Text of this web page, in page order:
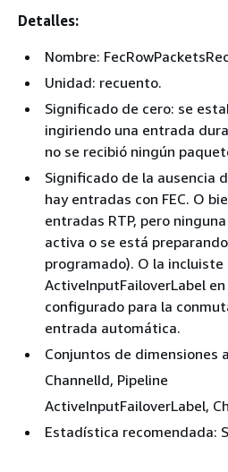
Detalles:
Nombre:
Unidad: recuento.
Significado de cero: se
ingiriendo una entrada
no se recibió ningún
Significado de la ausencia
hay entradas con FEC. O
entradas RTP, pero
activa o se está
programado). O la incluiste
ActiveInputFailoverLabel
configurado para la
entrada automática.
Conjuntos de dimensiones
ChannelId, Pipeline
ActiveInputFailoverLabel,
Estadística recomendada: